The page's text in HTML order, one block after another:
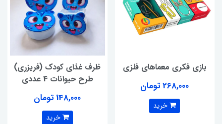
بازی فکری معماهای فلزی
268,000 تومان
خرید
ظرف غذای کودک (فریزری)
طرح حیوانات 4 عددی
148,000 تومان
خرید